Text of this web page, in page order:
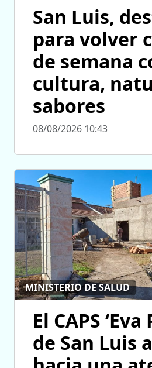
San Luis,
para volver
de semana
cultura,
sabores
08/08/2026 10:43
MINISTERIO DE SALUD
El CAPS ‘Eva
de San Luis